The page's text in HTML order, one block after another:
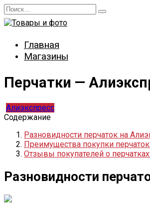
Перейти
к
содержанию
Search
for:
Главная
Магазины
Перчатки —
Алиэкспресс
Содержание
Разновидности перчаток на
Преимущества покупки
Отзывы покупателей о
Разновидности